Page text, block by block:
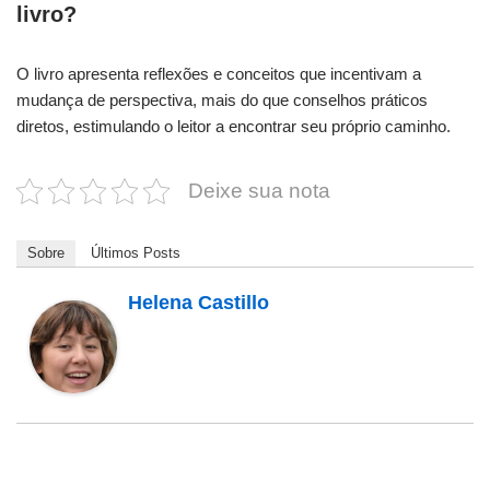
livro?
O livro apresenta reflexões e conceitos que incentivam a
mudança de perspectiva, mais do que conselhos práticos
diretos, estimulando o leitor a encontrar seu próprio caminho.
Deixe sua nota
Sobre Últimos Posts
Helena Castillo